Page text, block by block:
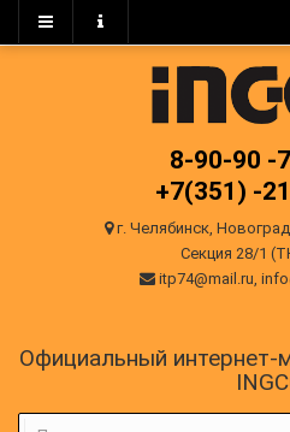
8-90-90 -
+7(351) -
г. Челябинск,
Секция 28/1
itp74@mail.ru,
Официальный интернет-